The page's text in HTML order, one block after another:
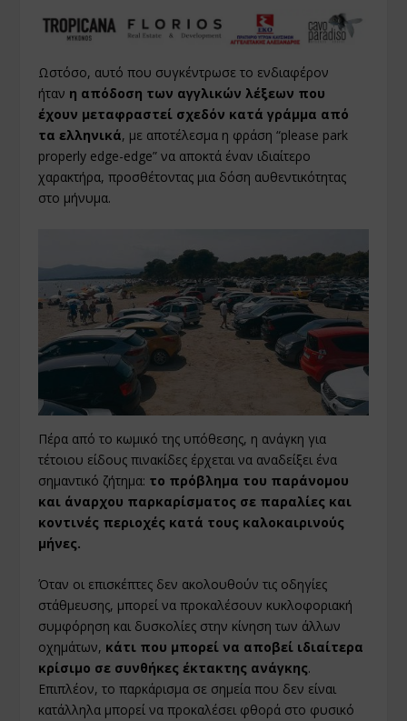
Ωστόσο, αυτό που συγκέντρωσε το ενδιαφέρον
ήταν η απόδοση των αγγλικών λέξεων που
έχουν μεταφραστεί σχεδόν κατά γράμμα από
τα ελληνικά, με αποτέλεσμα η φράση “please park
properly edge-edge” να αποκτά έναν ιδιαίτερο
χαρακτήρα, προσθέτοντας μια δόση αυθεντικότητας
στο μήνυμα.
Πέρα από το κωμικό της υπόθεσης, η ανάγκη για
τέτοιου είδους πινακίδες έρχεται να αναδείξει ένα
σημαντικό ζήτημα: το πρόβλημα του παράνομου
και άναρχου παρκαρίσματος σε παραλίες και
κοντινές περιοχές κατά τους καλοκαιρινούς
μήνες.
Όταν οι επισκέπτες δεν ακολουθούν τις οδηγίες
στάθμευσης, μπορεί να προκαλέσουν κυκλοφοριακή
συμφόρηση και δυσκολίες στην κίνηση των άλλων
οχημάτων, κάτι που μπορεί να αποβεί ιδιαίτερα
κρίσιμο σε συνθήκες έκτακτης ανάγκης.
Επιπλέον, το παρκάρισμα σε σημεία που δεν είναι
κατάλληλα μπορεί να προκαλέσει φθορά στο φυσικό